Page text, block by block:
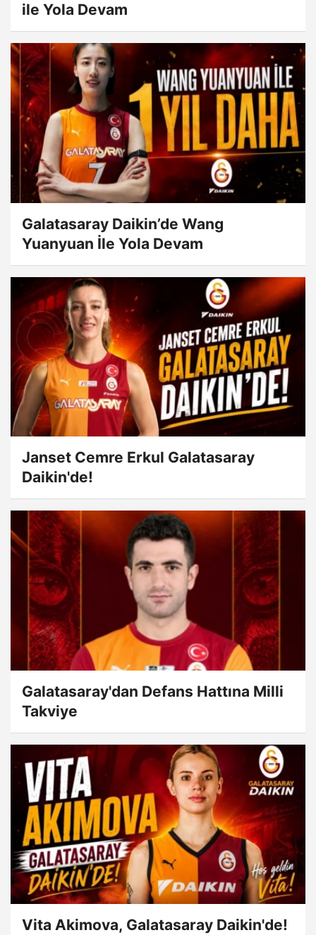
ile Yola Devam
Galatasaray Daikin’de Wang
Yuanyuan İle Yola Devam
Janset Cemre Erkul Galatasaray
Daikin'de!
Galatasaray'dan Defans Hattına Milli
Takviye
Vita Akimova, Galatasaray Daikin'de!